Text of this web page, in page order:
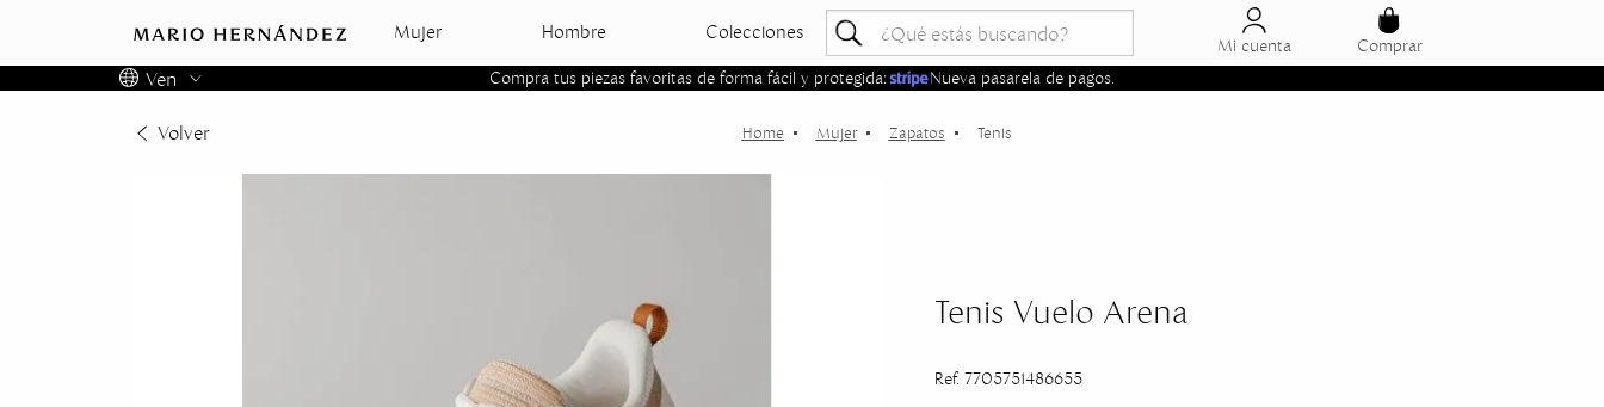
Mujer Hombre Colecciones
Mi cuenta Comprar
Ven
Colombia
Compra tus piezas favoritas de forma fácil y protegida: Nueva pasarela de pagos.
Volver Mujer Zapatos Tenis
Tenis Vuelo Arena
Ref. 7705751486655